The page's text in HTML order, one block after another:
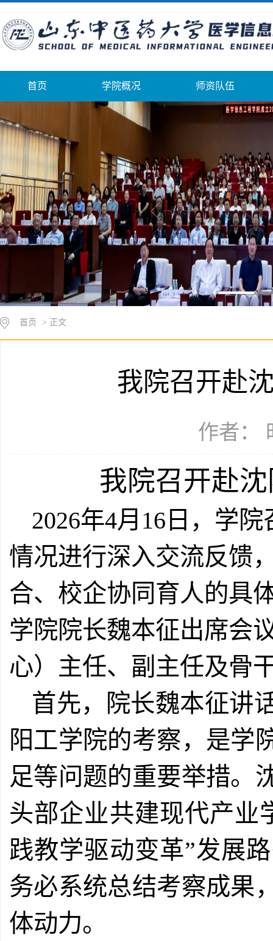
首页 学院概况 师资队伍
首页 > 正文
我院召开赴
作者：
我院召开赴
2026年4月 16 日，学
情况进行深入交流反馈
合、校企协同育人的具
学院院长魏本征出席会
心）主任、副主任及骨
首先，院长魏本征讲
阳工学院的考察，是学
足等问题的重要举措。
头部企业共建现代产业
践教学驱动变革”发展
务必系统总结考察成果
体动力。